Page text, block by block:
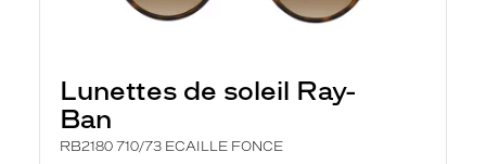
Lunettes de soleil Ray-
Ban
RB2180 710/73 ECAILLE FONCE